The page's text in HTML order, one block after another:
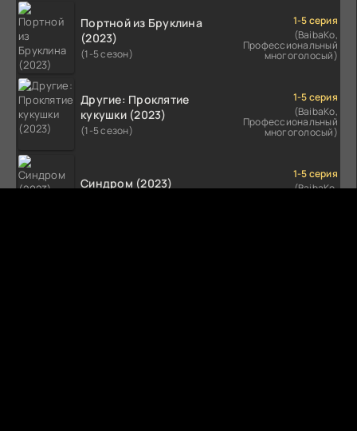
Портной из Бруклина
(2023)
(1-5 сезон)
1-5 серия
(BaibaKo,
Профессиональный
многоголосый)
Другие: Проклятие
кукушки (2023)
(1-5 сезон)
1-5 серия
(BaibaKo,
Профессиональный
многоголосый)
Синдром (2023)
1-5 серия
(BaibaKo,